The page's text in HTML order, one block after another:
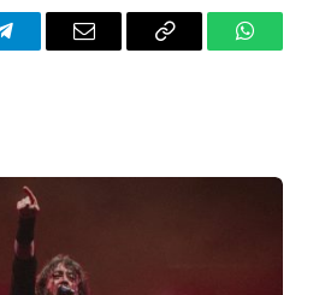
TelegramEmail
Copy